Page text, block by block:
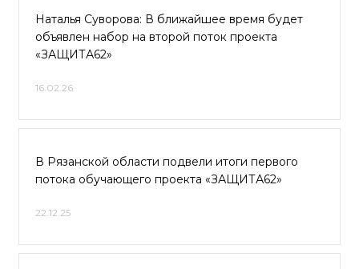
Наталья Суворова: В ближайшее время будет
объявлен набор на второй поток проекта
«ЗАЩИТА62»
16.02.26
В Рязанской области подвели итоги первого
потока обучающего проекта «ЗАЩИТА62»
22.12.25